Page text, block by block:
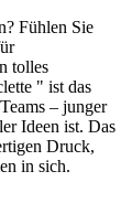
Fühlen Sie
tolles
" ist das
– junger
Ideen ist. Das
Druck,
in sich.